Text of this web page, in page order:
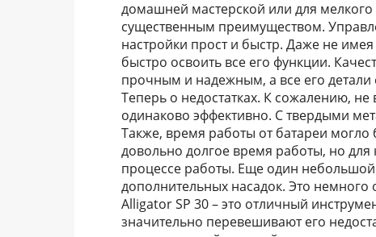
домашней мастерской или для мелкого
существенным преимуществом.
настройки прост и быстр. Даже не
быстро освоить все его функции.
прочным и надежным, а все его детали
Теперь о недостатках. К сожалению,
одинаково эффективно. С твердыми
Также, время работы от батареи
довольно долгое время работы, но для
процессе работы. Еще один небольшой
дополнительных насадок. Это
Alligator SP 30 – это отличный
значительно перевешивают его